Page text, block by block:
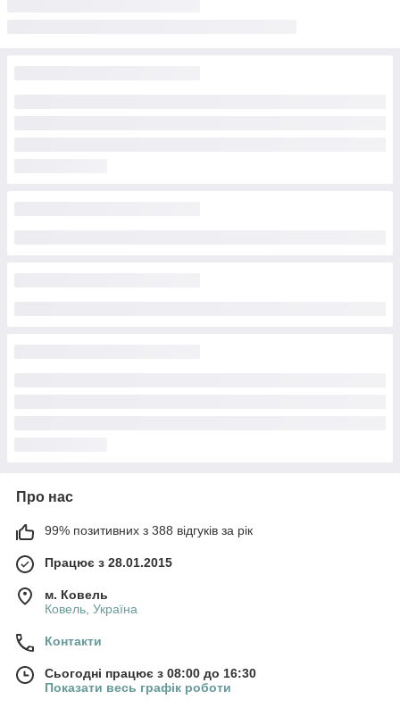
Про нас
99% позитивних з 388 відгуків за рік
Працює з 28.01.2015
м. Ковель
Ковель, Україна
Контакти
Сьогодні працює з 08:00 до 16:30
Показати весь графік роботи